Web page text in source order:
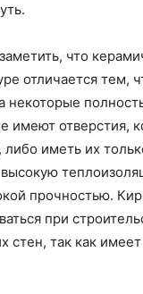
что
отличается тем,
некоторые
имеют отверстия,
иметь их
прочностью.
при
стен, так как